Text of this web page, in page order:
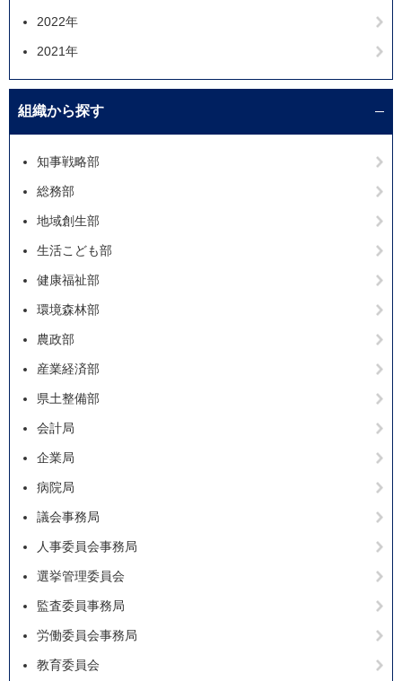
2022年
2021年
組織から探す
知事戦略部
総務部
地域創生部
生活こども部
健康福祉部
環境森林部
農政部
産業経済部
県土整備部
会計局
企業局
病院局
議会事務局
人事委員会事務局
選挙管理委員会
監査委員事務局
労働委員会事務局
教育委員会